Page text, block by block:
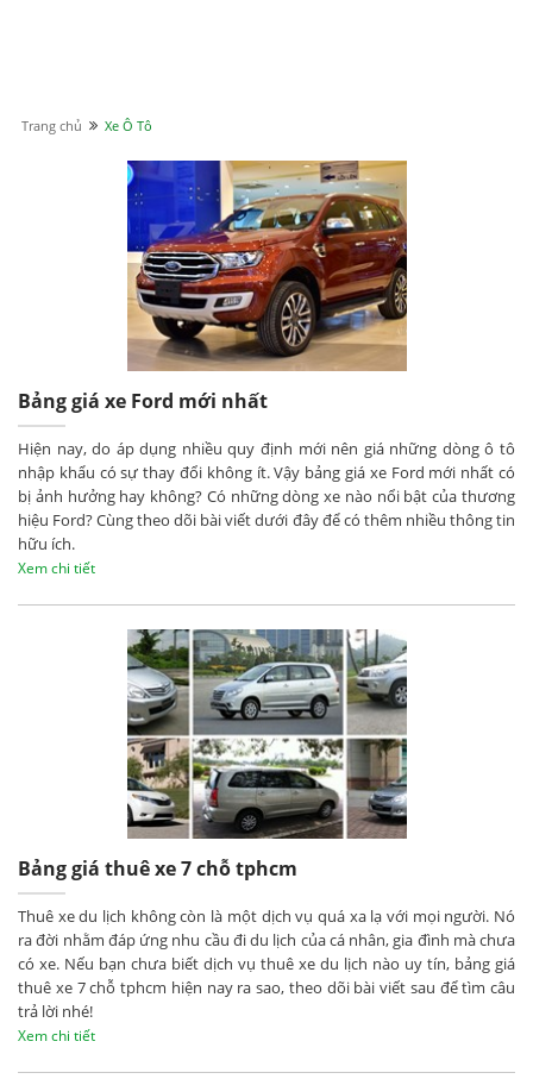
Trang chủ Xe Ô Tô
Bảng giá xe Ford mới nhất
Hiện nay, do áp dụng nhiều quy định mới nên giá những dòng ô tô
nhập khẩu có sự thay đổi không ít. Vậy bảng giá xe Ford mới nhất có
bị ảnh hưởng hay không? Có những dòng xe nào nổi bật của thương
hiệu Ford? Cùng theo dõi bài viết dưới đây để có thêm nhiều thông tin
hữu ích.
Xem chi tiết
Bảng giá thuê xe 7 chỗ tphcm
Thuê xe du lịch không còn là một dịch vụ quá xa lạ với mọi người. Nó
ra đời nhằm đáp ứng nhu cầu đi du lịch của cá nhân, gia đình mà chưa
có xe. Nếu bạn chưa biết dịch vụ thuê xe du lịch nào uy tín, bảng giá
thuê xe 7 chỗ tphcm hiện nay ra sao, theo dõi bài viết sau để tìm câu
trả lời nhé!
Xem chi tiết